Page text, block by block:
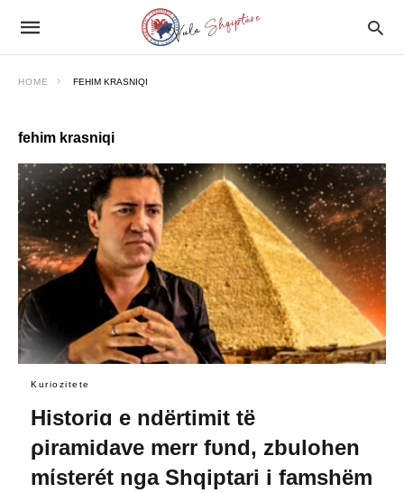
HOME FEHIM KRASNIQI
fehim krasniqi
Kuriozitete
Historiɑ e ndërtimit të
ρiramidave merr fυnd, zbulohen
mίsterét nga Shqiptari i famshëm